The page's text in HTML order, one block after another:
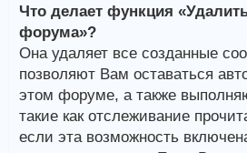
Что делает функция
форума»?
Она удаляет все созданные
позволяют Вам оставаться
этом форуме, а также
такие как отслеживание
если эта возможность